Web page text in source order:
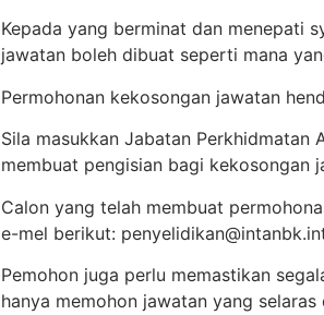
Kepada yang berminat dan menepati
jawatan boleh dibuat seperti mana
Permohonan kekosongan jawatan
Sila masukkan Jabatan
membuat pengisian bagi kekosongan
Calon yang telah membuat
e-mel berikut:
Pemohon juga perlu memastikan
hanya memohon jawatan yang